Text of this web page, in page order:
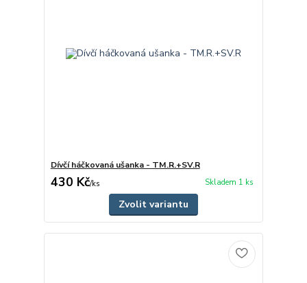
Dívčí háčkovaná ušanka - TM.R.+SV.R
430 Kč/ks Skladem 1 ks
Zvolit variantu